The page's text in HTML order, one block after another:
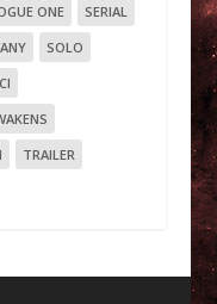
ONE
SERIAL
SOLO
TRAILER